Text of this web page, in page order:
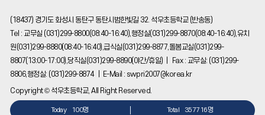
(18437) 경기도 화성시 동탄구 동탄시범한빛길 32. 석우초등학교 (반송동)
Tel : 교무실 (031)299-8800(08:40-16:40),행정실(031)299-8870(08:40-16:40),유치
원(031)299-8880(08:40-16:40),급식실(031)299-8877,돌봄교실(031)299-
8807(13:00-17:00),당직실(031)299-8890(야간/휴일) | Fax : 교무실: (031)299-
8806,행정실: (031)299-8874 | E-Mail : swpri2007@korea.kr
Copyright © 석우초등학교, All Right Reserved.
Today 100명 Total 357716명